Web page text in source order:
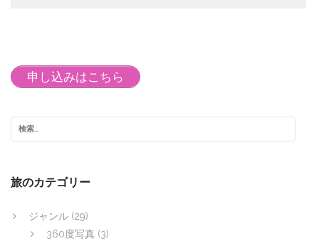
ビ
ゲ
ー
シ
ン
申し込みはこちら
旅のカテゴリー
ジャンル (29)
360度写真 (3)